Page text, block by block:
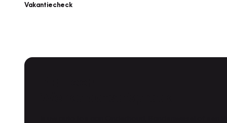
Vakantiecheck